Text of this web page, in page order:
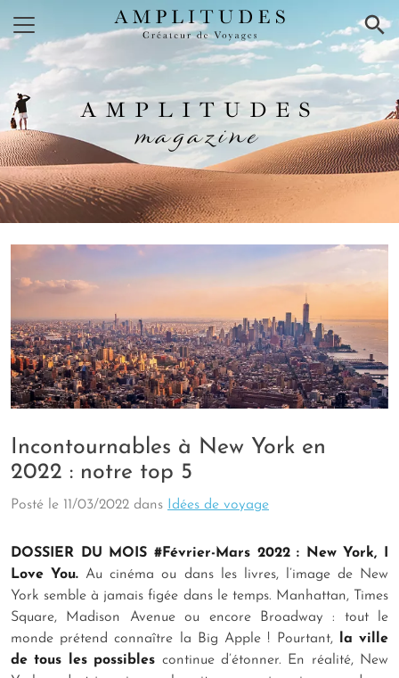
×
AMPLITUDES
magazine
Incontournables à New York en
2022 : notre top 5
Posté le 11/03/2022 dans Idées de voyage
DOSSIER DU MOIS #Février-Mars 2022 : New York, I
Love You. Au cinéma ou dans les livres, l’image de New
York semble à jamais figée dans le temps. Manhattan, Times
Square, Madison Avenue ou encore Broadway : tout le
monde prétend connaître la Big Apple ! Pourtant,
la ville
de tous les possibles continue d’étonner. En réalité, New